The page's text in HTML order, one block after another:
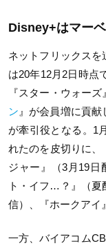
Disney+はマー
ネットフリックスを
は20年12月2日時点
『スター・ウォー
ン 』が会員増に貢
が牽引役となる。1
れたのを皮切りに
ジャー』（3月19日
ト・イフ…？』（夏
信）、『ホークアイ
一方、バイアコム